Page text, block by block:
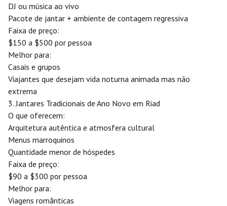
DJ ou música ao vivo
Pacote de jantar + ambiente de contagem regressiva
Faixa de preço:
$150 a $500 por pessoa
Melhor para:
Casais e grupos
Viajantes que desejam vida noturna animada mas não
extrema
3. Jantares Tradicionais de Ano Novo em Riad
O que oferecem:
Arquitetura autêntica e atmosfera cultural
Menus marroquinos
Quantidade menor de hóspedes
Faixa de preço:
$90 a $300 por pessoa
Melhor para:
Viagens românticas